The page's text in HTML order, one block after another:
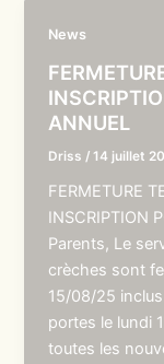
News
ANNUEL
Driss /14 juillet
FERMETURE
INSCRIPTION
Parents, Le
crèches sont
15/08/25
portes le lundi
toutes les